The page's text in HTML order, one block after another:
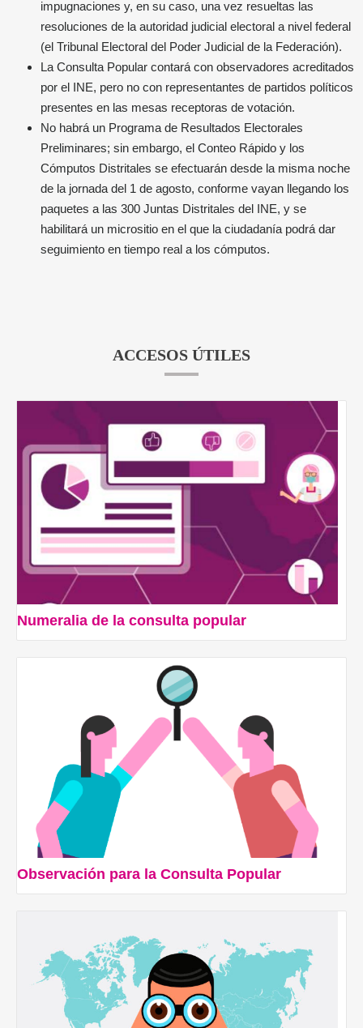
impugnaciones y, en su caso, una vez resueltas las
resoluciones de la autoridad judicial electoral a nivel federal
(el Tribunal Electoral del Poder Judicial de la Federación).
La Consulta Popular contará con observadores acreditados
por el INE, pero no con representantes de partidos políticos
presentes en las mesas receptoras de votación.
No habrá un Programa de Resultados Electorales
Preliminares; sin embargo, el Conteo Rápido y los
Cómputos Distritales se efectuarán desde la misma noche
de la jornada del 1 de agosto, conforme vayan llegando los
paquetes a las 300 Juntas Distritales del INE, y se
habilitará un micrositio en el que la ciudadanía podrá dar
seguimiento en tiempo real a los cómputos.
ACCESOS ÚTILES
Numeralia de la consulta popular
Observación para la Consulta Popular